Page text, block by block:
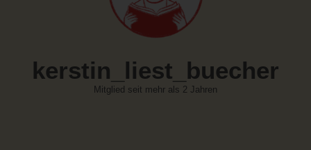
kerstin_liest_buecher
Mitglied seit mehr als 2 Jahren